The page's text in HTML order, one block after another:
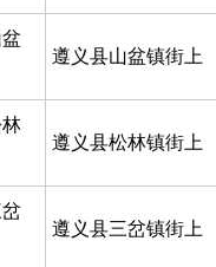
遵义县山盆镇街上
遵义县松林镇街上
遵义县三岔镇街上